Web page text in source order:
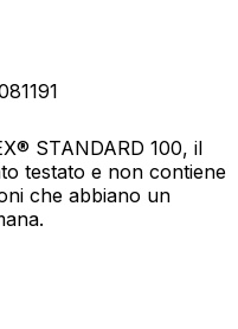
STANDARD 100, il
testato e non contiene
che abbiano un